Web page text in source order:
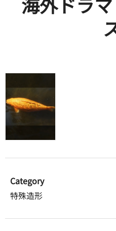
Category
特殊造形